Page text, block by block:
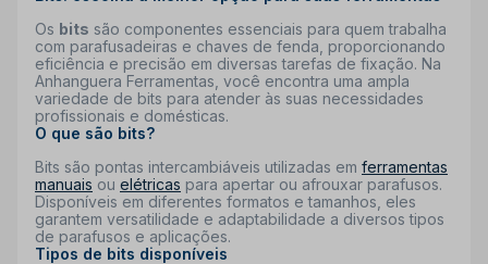
Os bits são componentes essenciais para quem trabalha
com parafusadeiras e chaves de fenda, proporcionando
eficiência e precisão em diversas tarefas de fixação. Na
Anhanguera Ferramentas, você encontra uma ampla
variedade de bits para atender às suas necessidades
profissionais e domésticas.
O que são bits?
Bits são pontas intercambiáveis utilizadas em ferramentas
manuais ou elétricas para apertar ou afrouxar parafusos.
Disponíveis em diferentes formatos e tamanhos, eles
garantem versatilidade e adaptabilidade a diversos tipos
de parafusos e aplicações.
Tipos de bits disponíveis